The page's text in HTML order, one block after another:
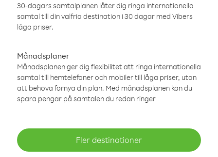
30-dagars samtalplanen låter dig ringa internationella
samtal till din valfria destination i 30 dagar med Vibers
låga priser.
Månadsplaner
Månadsplanen ger dig flexibilitet att ringa internationella
samtal till hemtelefoner och mobiler till låga priser, utan
att behöva förnya din plan. Med månadsplanen kan du
spara pengar på samtalen du redan ringer
Fler destinationer